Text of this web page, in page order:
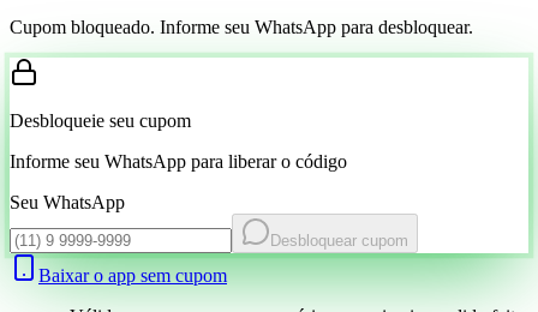
Cupom bloqueado. Informe seu WhatsApp para desbloquear.
Desbloqueie seu cupom
Informe seu WhatsApp para liberar o código
Seu WhatsApp
Desbloquear cupom
Baixar o app sem cupom